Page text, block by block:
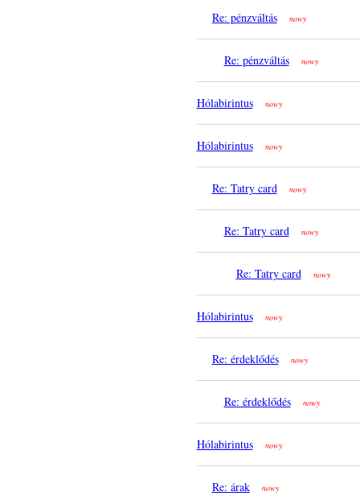
Re: pénzváltás nowy
Re: pénzváltás nowy
Hólabirintus nowy
Hólabirintus nowy
Re: Tatry card nowy
Re: Tatry card nowy
Re: Tatry card nowy
Hólabirintus nowy
Re: érdeklődés nowy
Re: érdeklődés nowy
Hólabirintus nowy
Re: árak nowy